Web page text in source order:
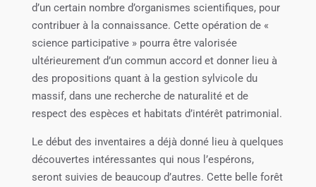
d’un certain nombre d’organismes scientifiques, pour
contribuer à la connaissance. Cette opération de «
science participative » pourra être valorisée
ultérieurement d’un commun accord et donner lieu à
des propositions quant à la gestion sylvicole du
massif, dans une recherche de naturalité et de
respect des espèces et habitats d’intérêt patrimonial.
Le début des inventaires a déjà donné lieu à quelques
découvertes intéressantes qui nous l’espérons,
seront suivies de beaucoup d’autres. Cette belle forêt